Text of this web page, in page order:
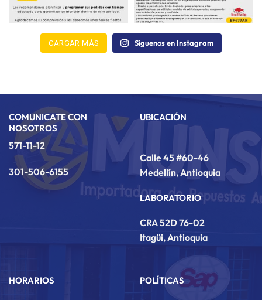
CARGAR MÁS Síguenos en Instagram
COMUNICATE CON
NOSOTROS
571-11-12
301-506-6155
UBICACIÓN
Calle 45 #60-46
Medellín, Antioquia
LABORATORIO
CRA 52D 76-02
Itagüi, Antioquia
HORARIOS POLÍTICAS